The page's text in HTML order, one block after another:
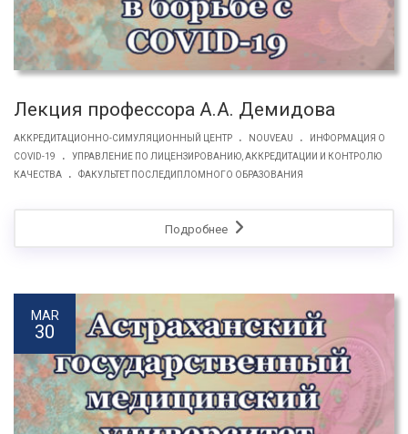
Лекция профессора А.А. Демидова
АККРЕДИТАЦИОННО-СИМУЛЯЦИОННЫЙ ЦЕНТР . NOUVEAU .
ИНФОРМАЦИЯ О
COVID-19
.
УПРАВЛЕНИЕ ПО ЛИЦЕНЗИРОВАНИЮ, АККРЕДИТАЦИИ И КОНТРОЛЮ
КАЧЕСТВА
. ФАКУЛЬТЕТ ПОСЛЕДИПЛОМНОГО ОБРАЗОВАНИЯ
Подробнее
MAR
30